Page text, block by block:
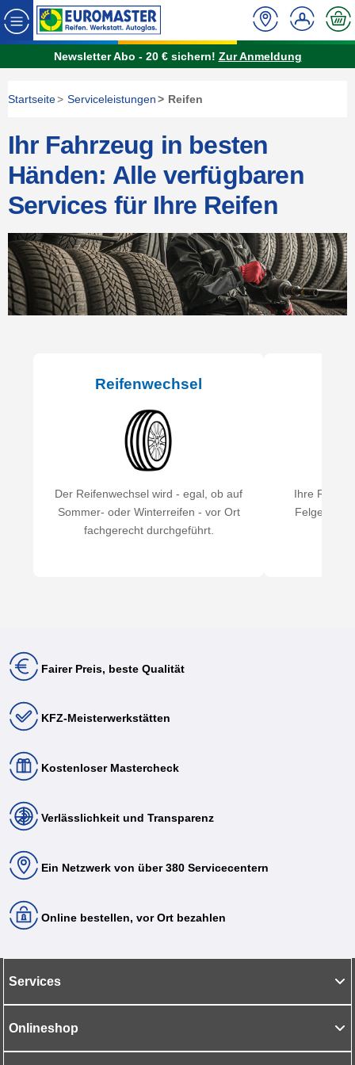
Newsletter Abo - 20 € sichern! Zur Anmeldung
Startseite Serviceleistungen Reifen
Ihr Fahrzeug in besten
Händen: Alle verfügbaren
Services für Ihre Reifen
Reifenwechsel
Der Reifenwechsel wird - egal, ob auf
Sommer- oder Winterreifen - vor Ort
fachgerecht durchgeführt.
Ihre Reifen
Felgen
Fairer Preis, beste Qualität
KFZ-Meisterwerkstätten
Kostenloser Mastercheck
Verlässlichkeit und Transparenz
Ein Netzwerk von über 380 Servicecentern
Online bestellen, vor Ort bezahlen
Services
Onlineshop